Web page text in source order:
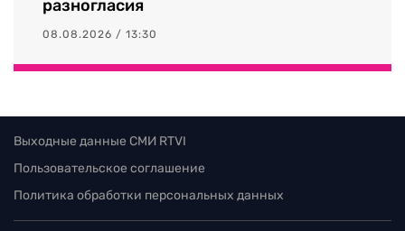
разногласия
08.08.2026 / 13:30
Выходные данные СМИ RTVI
Пользовательское соглашение
Политика обработки персональных данных